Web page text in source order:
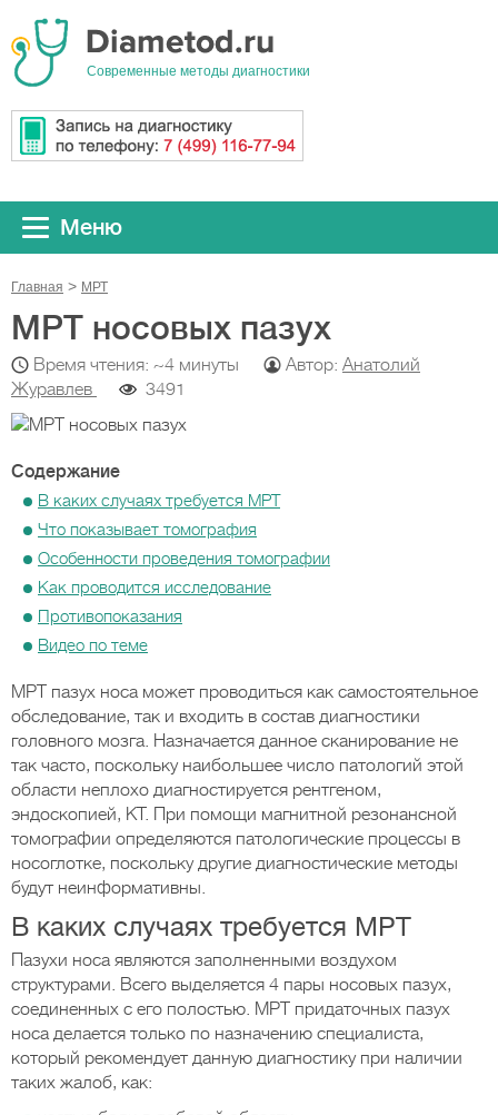
Cовременные методы диагностики
Меню
Главная МРТ
МРТ носовых пазух
Время чтения: ~4 минуты Автор: Анатолий
Журавлев
3491
Содержание
В каких случаях требуется МРТ
Что показывает томография
Особенности проведения томографии
Как проводится исследование
Противопоказания
Видео по теме
МРТ пазух носа может проводиться как самостоятельное
обследование, так и входить в состав диагностики
головного мозга. Назначается данное сканирование не
так часто, поскольку наибольшее число патологий этой
области неплохо диагностируется рентгеном,
эндоскопией, КТ. При помощи магнитной резонансной
томографии определяются патологические процессы в
носоглотке, поскольку другие диагностические методы
будут неинформативны.
В каких случаях требуется МРТ
Пазухи носа являются заполненными воздухом
структурами. Всего выделяется 4 пары носовых пазух,
соединенных с его полостью. МРТ придаточных пазух
носа делается только по назначению специалиста,
который рекомендует данную диагностику при наличии
таких жалоб, как: